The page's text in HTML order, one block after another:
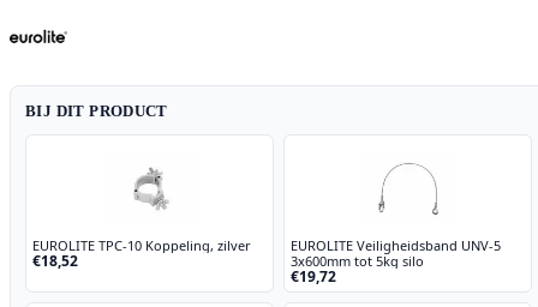
BIJ DIT PRODUCT
EUROLITE TPC-10 Koppeling, zilver
€18,52
EUROLITE Veiligheidsband UNV-5
3x600mm tot 5kg silo
€19,72